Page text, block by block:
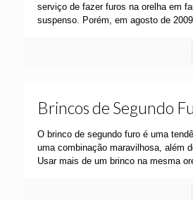
serviço de fazer furos na orelha em
suspenso. Porém, em agosto de 2009
Brincos de Segundo
O brinco de segundo furo é uma
uma combinação maravilhosa, além
Usar mais de um brinco na mesma